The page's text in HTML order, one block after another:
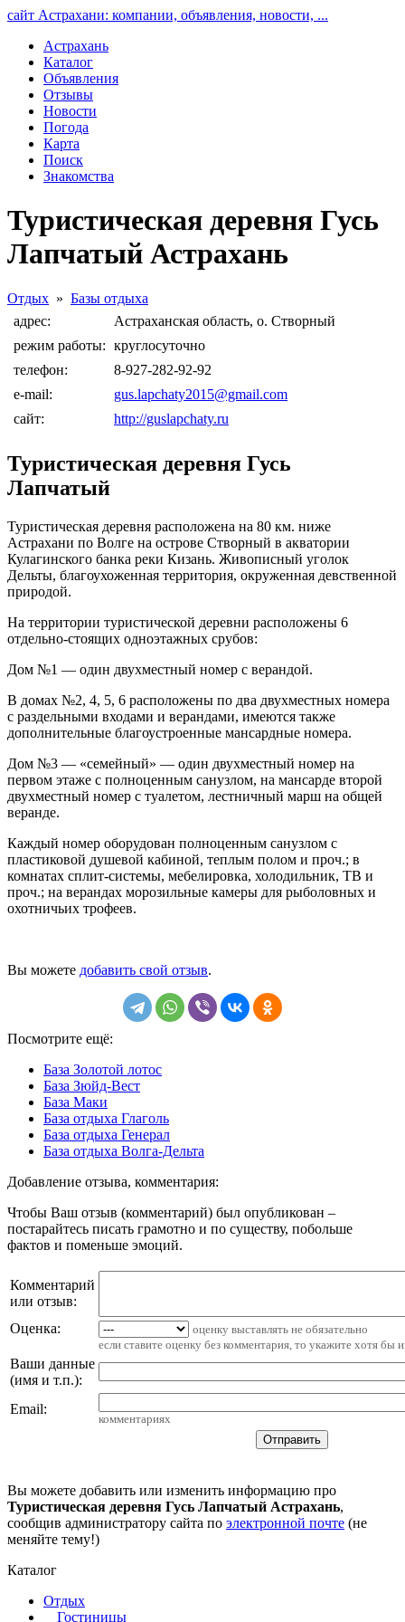
сайт Астрахани: компании, объявления, новости, ...
Астрахань
Каталог
Объявления
Отзывы
Новости
Погода
Карта
Поиск
Знакомства
Туристическая деревня Гусь
Лапчатый Астрахань
Отдых » Базы отдыха
адрес:
Астраханская область, о. Створный
режим работы: круглосуточно
телефон:
8-927-282-92-92
e-mail:
gus.lapchaty2015@gmail.com
сайт:
http://guslapchaty.ru
Туристическая деревня Гусь
Лапчатый
Туристическая деревня расположена на 80 км. ниже
Астрахани по Волге на острове Створный в акватории
Кулагинского банка реки Кизань. Живописный уголок
Дельты, благоухоженная территория, окруженная девственной
природой.
На территории туристической деревни расположены 6
отдельно-стоящих одноэтажных срубов:
Дом №1 — один двухместный номер с верандой.
В домах №2, 4, 5, 6 расположены по два двухместных номера
с раздельными входами и верандами, имеются также
дополнительные благоустроенные мансардные номера.
Дом №3 — «семейный» — один двухместный номер на
первом этаже с полноценным санузлом, на мансарде второй
двухместный номер с туалетом, лестничный марш на общей
веранде.
Каждый номер оборудован полноценным санузлом с
пластиковой душевой кабиной, теплым полом и проч.; в
комнатах сплит-системы, мебелировка, холодильник, ТВ и
проч.; на верандах морозильные камеры для рыболовных и
охотничьих трофеев.
Вы можете добавить свой отзыв.
Посмотрите ещё:
База Золотой лотос
База Зюйд-Вест
База Маки
База отдыха Глаголь
База отдыха Генерал
База отдыха Волга-Дельта
Добавление отзыва, комментария:
Чтобы Ваш отзыв (комментарий) был опубликован –
постарайтесь писать грамотно и по существу, побольше
фактов и поменьше эмоций.
Комментарий
или отзыв:
Оценка:
оценку выставлять не обязательно
если ставите оценку без комментария, то укажите хотя бы
Ваши данные
(имя и т.п.):
Email:
комментариях
Вы можете добавить или изменить информацию про
Туристическая деревня Гусь Лапчатый Астрахань,
сообщив администратору сайта по электронной почте (не
меняйте тему!)
Каталог
Отдых
Гостиницы